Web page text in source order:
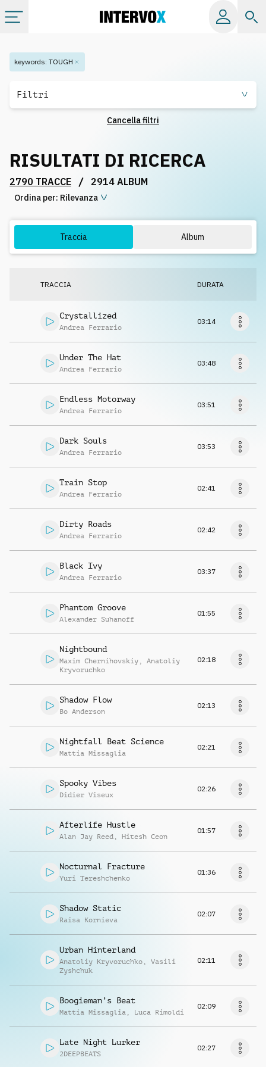
Categorie
Playlist
Licenze
keywords: TOUGH
Filtri
Cancella filtri
RISULTATI DI RICERCA
2790 TRACCE / 2914 ALBUM
Ordina per: Rilevanza
Traccia Album
TRACCIA DURATA
Crystallized
Andrea Ferrario
03:14
Under The Hat
Andrea Ferrario
03:48
Endless Motorway
Andrea Ferrario
03:51
Dark Souls
Andrea Ferrario
03:53
Train Stop
Andrea Ferrario
02:41
Dirty Roads
Andrea Ferrario
02:42
Black Ivy
Andrea Ferrario
03:37
Phantom Groove
Alexander Suhanoff
01:55
Nightbound
Maxim Chernihovskiy , Anatoliy
Kryvoruchko
02:18
Shadow Flow
Bo Anderson
02:13
Nightfall Beat Science
Mattia Missaglia
02:21
Spooky Vibes
Didier Viseux
02:26
Afterlife Hustle
Alan Jay Reed , Hitesh Ceon
01:57
Nocturnal Fracture
Yuri Tereshchenko
01:36
Shadow Static
Raisa Kornieva
02:07
Urban Hinterland
Anatoliy Kryvoruchko , Vasili
Zyshchuk
02:11
Boogieman’s Beat
Mattia Missaglia , Luca Rimoldi
02:09
Late Night Lurker
2DEEPBEATS
02:27